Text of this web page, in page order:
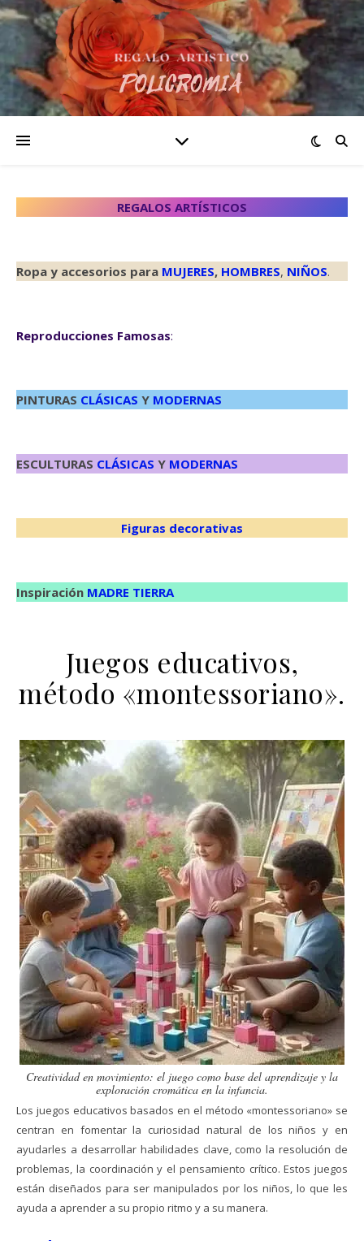
REGALOS ARTÍSTICOS
Ropa y accesorios para MUJERES, HOMBRES, NIÑOS.
Reproducciones Famosas:
PINTURAS CLÁSICAS Y MODERNAS
ESCULTURAS CLÁSICAS Y MODERNAS
Figuras decorativas
Inspiración MADRE TIERRA
Juegos educativos,
método «montessoriano».
Creatividad en movimiento: el juego como base del aprendizaje y la
exploración cromática en la infancia.
Los juegos educativos basados en el método «montessoriano» se
centran en fomentar la curiosidad natural de los niños y en
ayudarles a desarrollar habilidades clave, como la resolución de
problemas, la coordinación y el pensamiento crítico. Estos juegos
están diseñados para ser manipulados por los niños, lo que les
ayuda a aprender a su propio ritmo y a su manera.